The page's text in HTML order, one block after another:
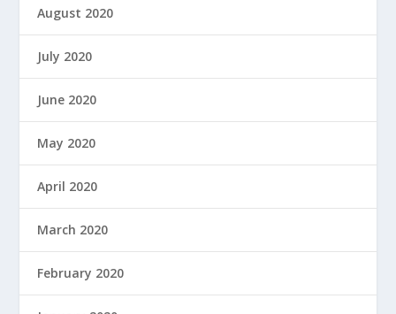
August 2020
July 2020
June 2020
May 2020
April 2020
March 2020
February 2020